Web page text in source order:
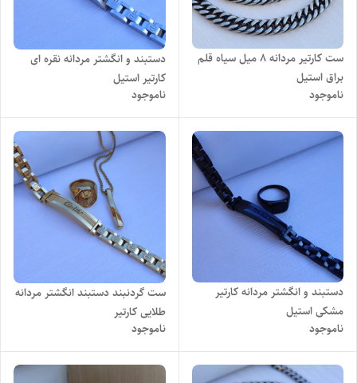
ست کارتیر مردانه ۸ میل سیاه قلم
براق استیل
ناموجود
دستبند و انگشتر مردانه نقره ای
کارتیر استیل
ناموجود
دستبند و انگشتر مردانه کارتیر
مشکی استیل
ناموجود
ست گردنبند دستبند انگشتر مردانه
طلایی کارتیر
ناموجود